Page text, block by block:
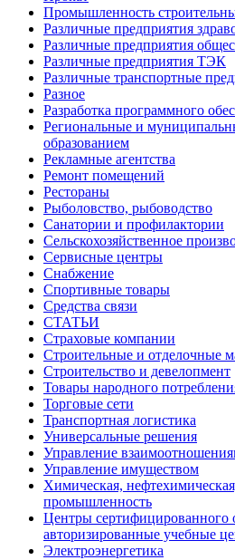
Промышленность
Различные предприятия
Различные предприятия
Различные предприятия ТЭК
Различные транспортные
Разное
Разработка программного
Региональные и
образованием
Рекламные агентства
Ремонт помещений
Рестораны
Рыболовство, рыбоводство
Санатории и профилактории
Сельскохозяйственное
Сервисные центры
Снабжение
Спортивные товары
Средства связи
СТАТЬИ
Страховые компании
Строительные и отделочные
Строительство и девелопмент
Товары народного
Торговые сети
Транспортная логистика
Универсальные решения
Управление
Управление имуществом
Химическая,
промышленность
Центры сертифицированного
авторизированные учебные
Электроэнергетика